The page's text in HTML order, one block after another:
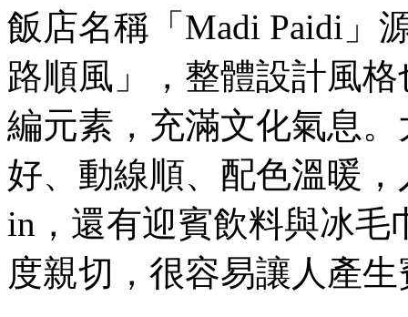
飯店名稱「Madi Paidi」
路順風」，整體設計風
編元素，充滿文化氣息
好、動線順、配色溫暖
in，還有迎賓飲料與冰毛
度親切，很容易讓人產